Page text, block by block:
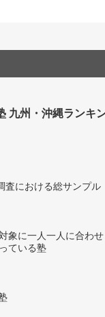
九州・沖縄ランキ
査における総サンプル
象に一人一人に合わせ
ている塾